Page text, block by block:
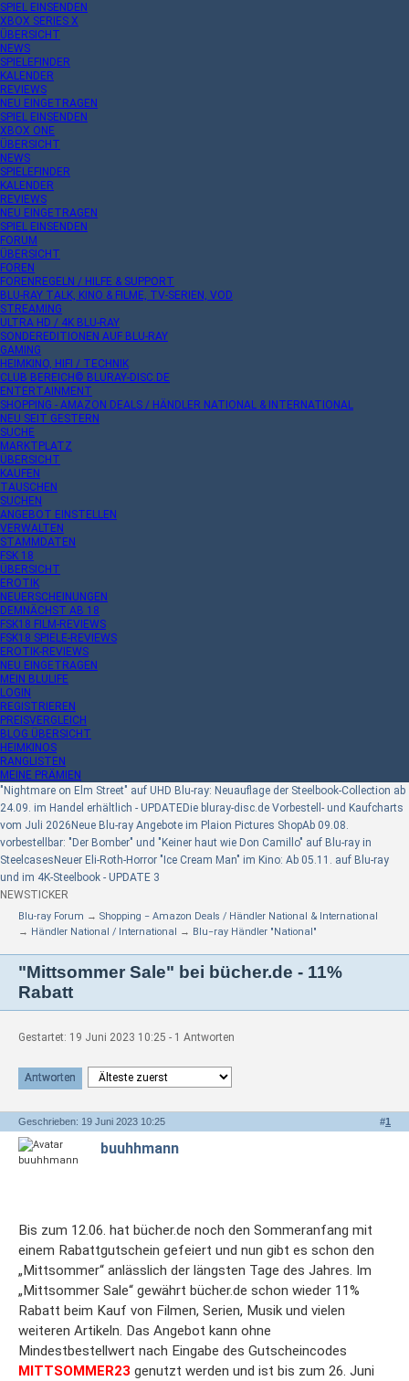
SPIEL EINSENDEN
XBOX SERIES X
ÜBERSICHT
NEWS
SPIELEFINDER
KALENDER
REVIEWS
NEU EINGETRAGEN
SPIEL EINSENDEN
XBOX ONE
ÜBERSICHT
NEWS
SPIELEFINDER
KALENDER
REVIEWS
NEU EINGETRAGEN
SPIEL EINSENDEN
FORUM
ÜBERSICHT
FOREN
FORENREGELN / HILFE & SUPPORT
BLU-RAY TALK, KINO & FILME, TV-SERIEN, VOD
STREAMING
ULTRA HD / 4K BLU-RAY
SONDEREDITIONEN AUF BLU-RAY
GAMING
HEIMKINO, HIFI / TECHNIK
CLUB BEREICH© BLURAY-DISC.DE
ENTERTAINMENT
SHOPPING - AMAZON DEALS / HÄNDLER NATIONAL & INTERNATIONAL
NEU SEIT GESTERN
SUCHE
MARKTPLATZ
ÜBERSICHT
KAUFEN
TAUSCHEN
SUCHEN
ANGEBOT EINSTELLEN
VERWALTEN
STAMMDATEN
FSK 18
ÜBERSICHT
EROTIK
NEUERSCHEINUNGEN
DEMNÄCHST AB 18
FSK18 FILM-REVIEWS
FSK18 SPIELE-REVIEWS
EROTIK-REVIEWS
NEU EINGETRAGEN
MEIN BLULIFE
LOGIN
REGISTRIEREN
PREISVERGLEICH
BLOG ÜBERSICHT
HEIMKINOS
RANGLISTEN
MEINE PRÄMIEN
"Nightmare on Elm Street" auf UHD Blu-ray: Neuauflage der Steelbook-Collection ab
24.09. im Handel erhältlich - UPDATEDie bluray-disc.de Vorbestell- und Kaufcharts
vom Juli 2026 Neue Blu-ray Angebote im Plaion Pictures ShopAb 09.08.
vorbestellbar: "Der Bomber" und "Keiner haut wie Don Camillo" auf Blu-ray in
Steelcases Neuer Eli-Roth-Horror "Ice Cream Man" im Kino: Ab 05.11. auf Blu-ray
und im 4K-Steelbook - UPDATE 3
NEWSTICKER
Blu-ray Forum → Shopping − Amazon Deals / Händler National & International
→ Händler National / International → Blu−ray Händler "National"
"Mittsommer Sale" bei bücher.de - 11%
Rabatt
Gestartet: 19 Juni 2023 10:25 - 1 Antworten
Antworten
#1
Geschrieben: 19 Juni 2023 10:25
buuhhmann
Bis zum 12.06. hat bücher.de noch den Sommeranfang mit
einem Rabattgutschein gefeiert und nun gibt es schon den
„Mittsommer“ anlässlich der längsten Tage des Jahres. Im
„Mittsommer Sale“ gewährt bücher.de schon wieder 11%
Rabatt beim Kauf von Filmen, Serien, Musik und vielen
weiteren Artikeln. Das Angebot kann ohne
Mindestbestellwert nach Eingabe des Gutscheincodes
MITTSOMMER23 genutzt werden und ist bis zum 26. Juni